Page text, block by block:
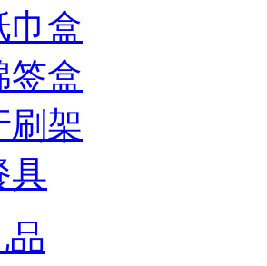
巾盒
签盒
刷架
具
品